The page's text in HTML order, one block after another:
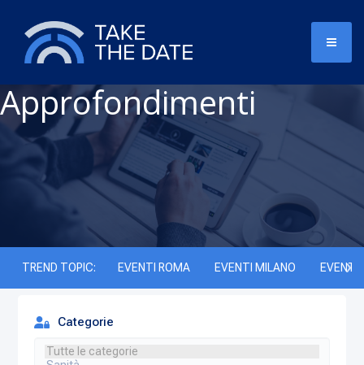
Approfondimenti
TREND TOPIC: EVENTI ROMA EVENTI MILANO EVENTI
Categorie